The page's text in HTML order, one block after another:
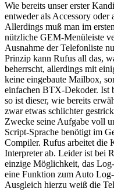
Wie bereits unser erster
entweder als Accessory oder
Allerdings muß man im
nützliche GEM-Menüleiste
Ausnahme der Telefonliste
Prinzip kann Rufus all das,
beherrscht, allerdings mit
keine eingebaute Mailbox,
einfachen BTX-Dekoder. Ist
so ist dieser, wie bereits
zwar etwas schlichter
Zwecke seine Aufgabe voll
Script-Sprache benötigt im
Compiler. Rufus arbeitet die
Interpreter ab. Leider ist bei
einzige Möglichkeit, das
eine Funktion zum Auto
Ausgleich hierzu weiß die